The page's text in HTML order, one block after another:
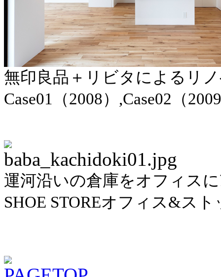
無印良品＋リビタによるリ
Case01（2008）,Case02（
運河沿いの倉庫をオフィス
SHOE STOREオフィス&ス